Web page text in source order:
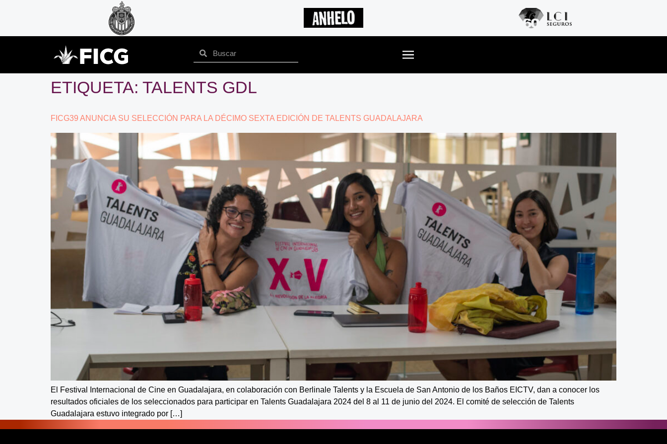
ETIQUETA: TALENTS GDL
FICG39 ANUNCIA SU SELECCIÓN PARA LA DÉCIMO SEXTA EDICIÓN DE TALENTS GUADALAJARA
El Festival Internacional de Cine en Guadalajara, en colaboración con Berlinale Talents y la Escuela de San Antonio de los Baños EICTV, dan a conocer los
resultados oficiales de los seleccionados para participar en Talents Guadalajara 2024 del 8 al 11 de junio del 2024. El comité de selección de Talents
Guadalajara estuvo integrado por […]